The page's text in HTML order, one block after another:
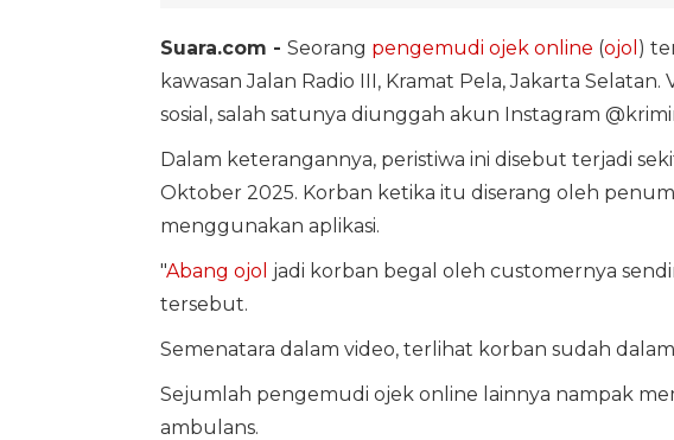
Suara.com - Seorang pengemudi ojek online (ojol )
kawasan Jalan Radio III, Kramat Pela, Jakarta
sosial, salah satunya diunggah akun Instagram
Dalam keterangannya, peristiwa ini disebut terjadi
Oktober 2025. Korban ketika itu diserang oleh
menggunakan aplikasi.
"Abang ojol jadi korban begal oleh customernya
tersebut.
Semenatara dalam video, terlihat korban sudah
Sejumlah pengemudi ojek online lainnya nampak
ambulans.